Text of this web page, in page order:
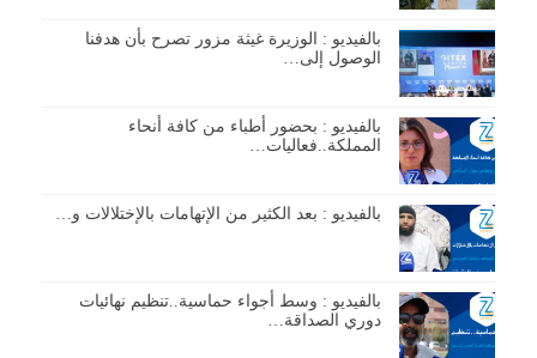
بالفيديو : الوزيرة غيثة مزور تصرح بأن هدفنا
الوصول إلى…
بالفيديو : بحضور أطباء من كافة أنحاء
المملكة..فعاليات…
بالفيديو : بعد الكثير من الإتهامات بالإختلالات و…
بالفيديو : وسط أجواء حماسية..تنظيم نهائيات
دوري الصداقة…